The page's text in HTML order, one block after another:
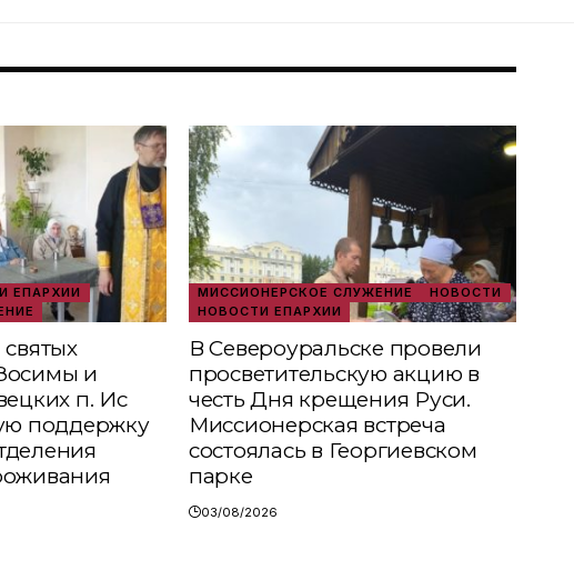
ЕПАРХИИ
и
п. Ис
поддержку
МИССИОНЕРСКОЕ СЛУЖЕНИЕ
НОВОСТИ
НОВОСТИ ЕПАРХИИ
В Североуральске провели
просветительскую акцию в
честь Дня крещения Руси.
Миссионерская встреча
состоялась в Георгиевском
парке
03/08/2026